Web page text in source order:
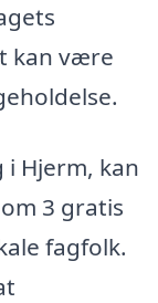
kan være
Hjerm, kan
3 gratis
fagfolk.